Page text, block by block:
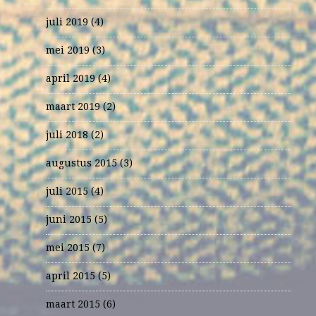
juli 2019(4)
mei 2019(3)
april 2019(4)
maart 2019(2)
juli 2018(2)
augustus 2015(3)
juli 2015(4)
juni 2015 (5)
mei 2015(7)
april 2015(5)
maart 2015 (6)